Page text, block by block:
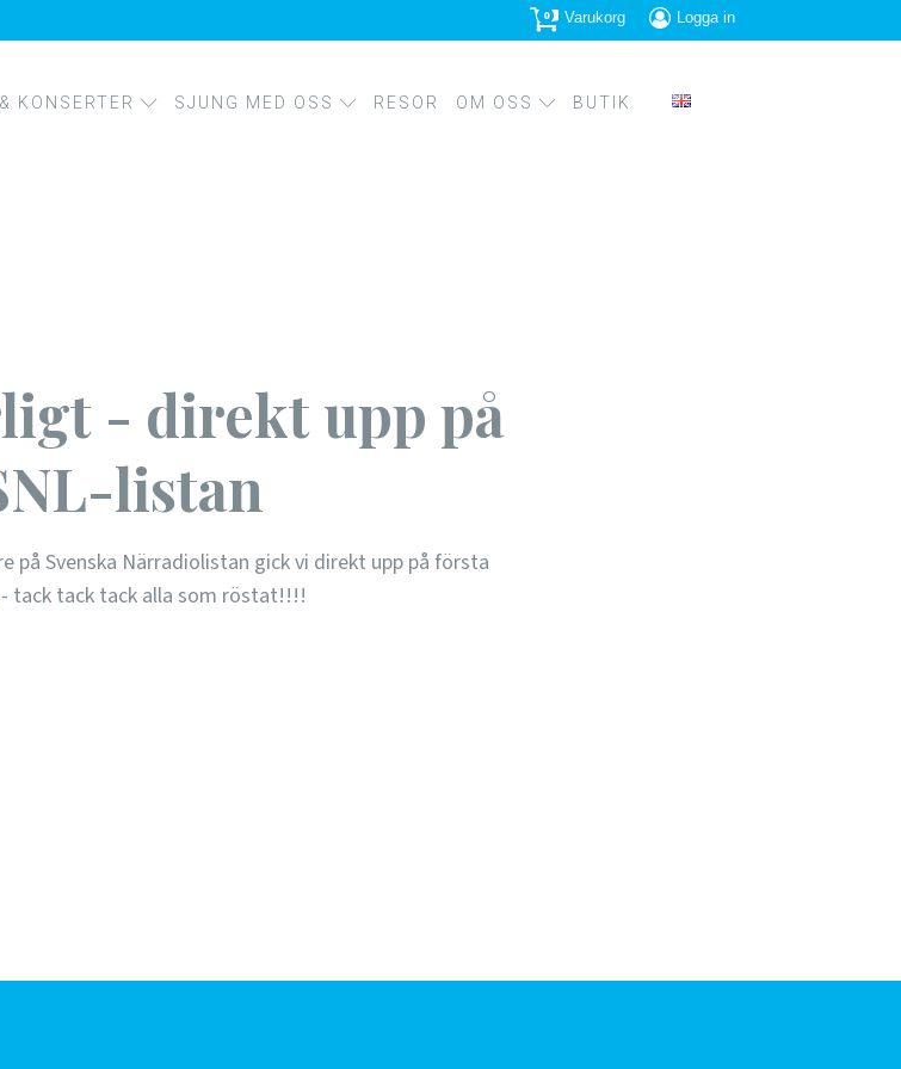
0 Varukorg Logga in
KONSERTER SJUNG MED OSS RESOR OM OSS BUTIK
- direkt upp på
listan
på Svenska Närradiolistan gick vi direkt upp på första
tack tack alla som röstat!!!!